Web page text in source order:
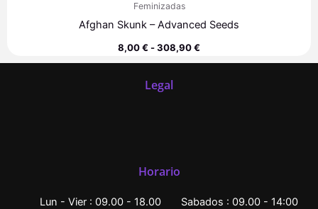
Feminizadas
Afghan Skunk – Advanced Seeds
8,00€-308,90€
Legal
Horario
Lun - Vier : 09.00 - 18.00 Sabados : 09.00 - 14:00